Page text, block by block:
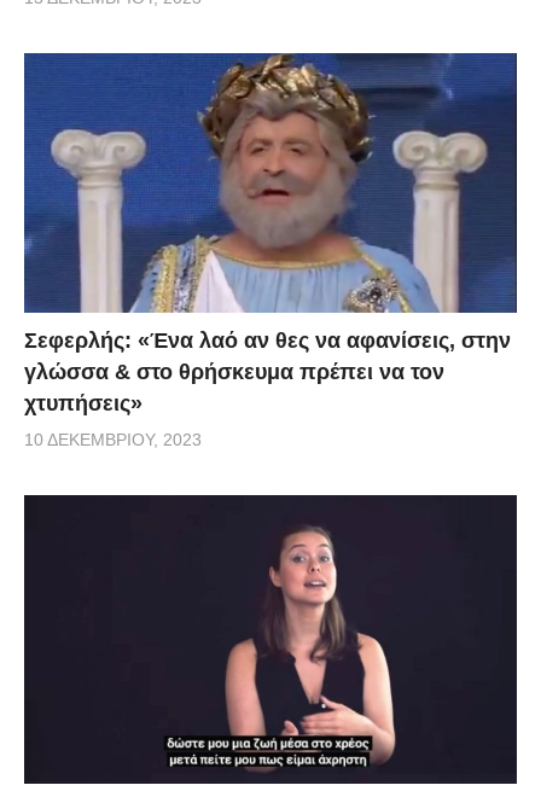
Σεφερλής: «Ένα λαό αν θες να αφανίσεις, στην
γλώσσα & στο θρήσκευμα πρέπει να τον
χτυπήσεις»
10 ΔΕΚΕΜΒΡΊΟΥ, 2023